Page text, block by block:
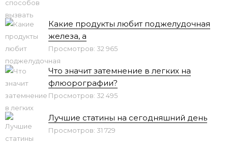
Какие продукты любит поджелудочная
железа, а
Просмотров: 32 965
Что значит затемнение в легких на
флюорографии?
Просмотров: 32 495
Лучшие статины на сегодняшний день
Просмотров: 31 729